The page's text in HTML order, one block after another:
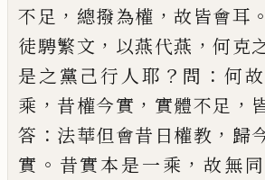
不足 ， 總撥為權 ，故皆會耳 。
徒騁繁文 ， 以燕代燕 ，何克
是之黨己行人耶 ？ 問 ： 何
乘 ， 昔權今實 ， 實體不足 ，
答 ： 法華但會昔日權教 ， 歸
實 。 昔實本是一乘 ，故無